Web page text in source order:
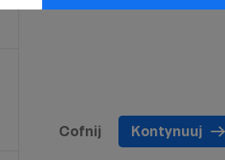
Cofnij Kontynuuj